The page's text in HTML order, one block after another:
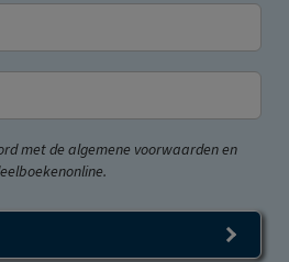
met de algemene voorwaarden en